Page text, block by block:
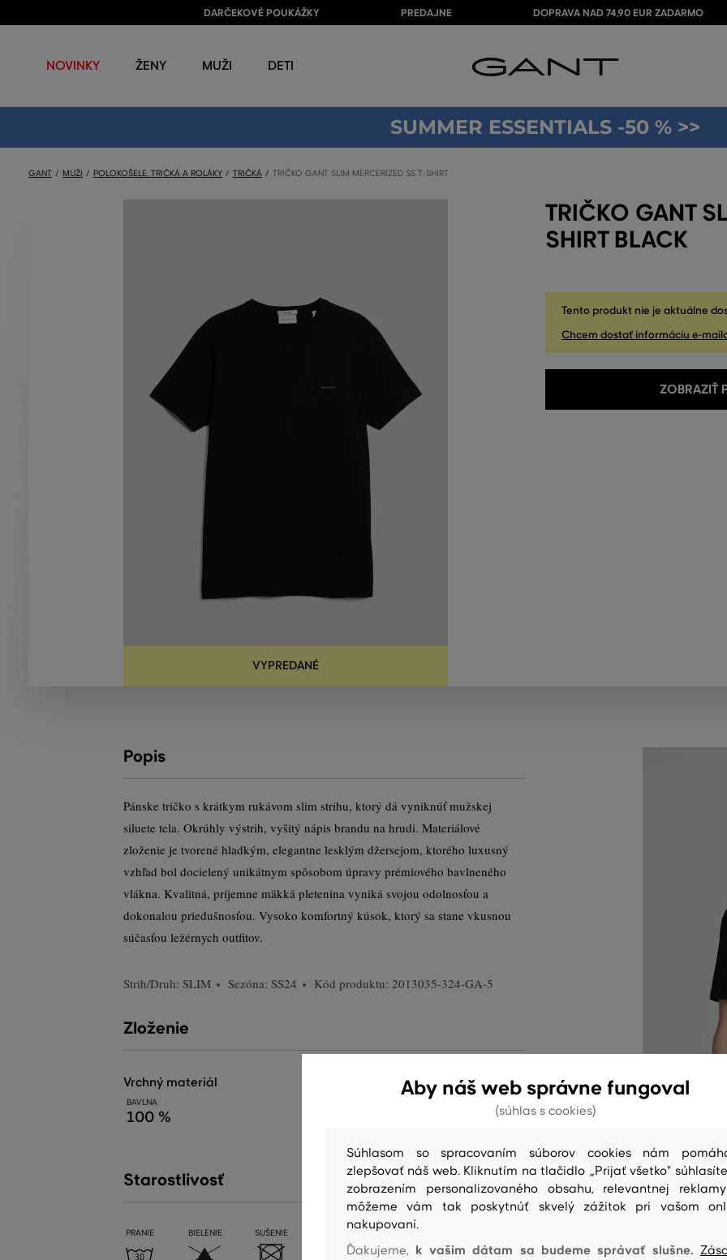
DARČEKOVÉ POUKÁŽKY PREDAJNE DOPRAVA NAD 74,90 EUR ZADARMO
NOVINKY ŽENY MUŽI DETI
SUMMER ESSENTIALS -50 % >>
GANT MUŽI POLOKOŠELE, TRIČKÁ A ROLÁKY TRIČKÁ TRIČKO GANT SLIM MERCERIZED SS T-SHIRT
VYPREDANÉ
TRIČKO GANT
SHIRT BLACK
Tento produkt nie je aktuálne
Chcem dostať informáciu e-
ZOBRAZIŤ
Popis
Pánske tričko s krátkym rukávom slim strihu, ktorý dá vyniknúť mužskej
siluete tela. Okrúhly výstrih, vyšitý nápis brandu na hrudi. Materiálové
zloženie je tvorené hladkým, elegantne lesklým džersejom, ktorého luxusný
vzhľad bol docielený unikátnym spôsobom úpravy prémiového bavlneného
vlákna. Kvalitná, príjemne mäkká pletenina vyniká svojou odolnosťou a
dokonalou priedušnosťou. Vysoko komfortný kúsok, ktorý sa stane vkusnou
súčasťou ležérnych outfitov.
Strih/Druh: SLIM Sezóna: SS24 Kód produktu: 2013035-324-GA-5
Zloženie
vrchný materiál
BAVLNA
100 %
Starostlivosť
PRANIE BIELENIE SUŠENIE ŽEHLENIE ČISTENIE
Aby náš web správne fungoval
(súhlas s cookies)
Súhlasom so spracovaním súborov cookies nám
zlepšovať náš web. Kliknutím na tlačidlo „Prijať všetko"
zobrazením personalizovaného obsahu, relevantnej
môžeme vám tak poskytnúť skvelý zážitok pri vašom
nakupovaní.
Ďakujeme, k vašim dátam sa budeme správať slušne.